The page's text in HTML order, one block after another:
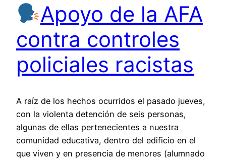
Apoyo de la AFA
contra controles
policiales racistas
A raíz de los hechos ocurridos el pasado jueves,
con la violenta detención de seis personas,
algunas de ellas pertenecientes a nuestra
comunidad educativa, dentro del edificio en el
que viven y en presencia de menores (alumnado